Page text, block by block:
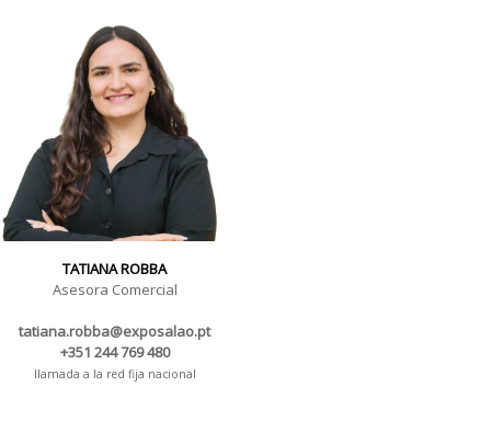
TATIANA ROBBA
Asesora Comercial
tatiana.robba@exposalao.pt
+351 244 769 480
llamada a la red fija nacional